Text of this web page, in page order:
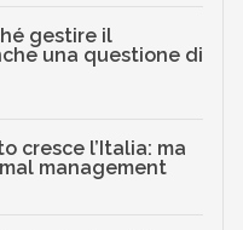
gestire il
una questione di
cresce l’Italia: ma
management